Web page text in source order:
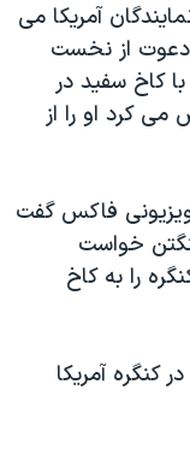
آمریکا می
از نخست
با کاخ سفید در
کرد او را از
فاکس گفت
خواست
را به کاخ
کنگره آمریکا